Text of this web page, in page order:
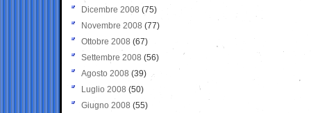
Dicembre 2008 (75)
Novembre 2008 (77)
Ottobre 2008 (67)
Settembre 2008 (56)
Agosto 2008 (39)
Luglio 2008 (50)
Giugno 2008 (55)